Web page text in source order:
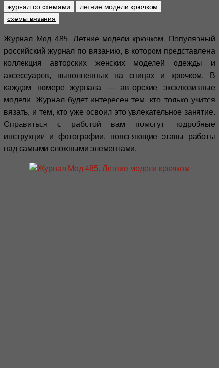
журнал со схемами
летние модели крючком
схемы вязания
Журнал Мод 485. Летние модели крючком. Популярный
российский журнал по вязанию, в котором представлена
коллекция авторских женских моделей одежды и
аксессуаров, выполненных на спицах и крючком. В
каждом номере журнала — авторские эксклюзивные
модели. Журнал будет интересен тем, кто только учится
вязать, и тем, кто уже освоил это увлекательное занятие.
Справиться с работой вам помогут подробные
инструкции и фотографии, поясняющие этапы работы
над самыми сложными элементами.